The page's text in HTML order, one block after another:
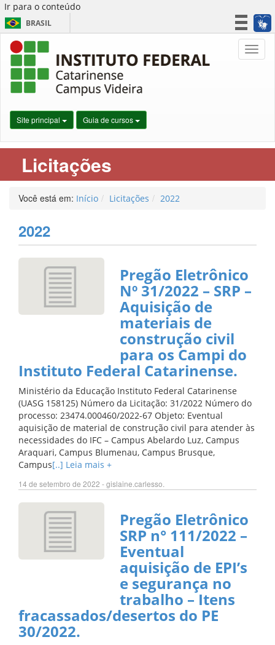
Ir para o conteúdo
BRASIL
Simplifique!
Site principal Guia de cursos
Licitações
Você está em: Início Licitações 2022
2022
Pregão Eletrônico
Nº 31/2022 – SRP –
Aquisição de
materiais de
construção civil
para os Campi do
Instituto Federal Catarinense.
Ministério da Educação Instituto Federal Catarinense
(UASG 158125) Número da Licitação: 31/2022 Número do
processo: 23474.000460/2022-67 Objeto: Eventual
aquisição de material de construção civil para atender às
necessidades do IFC – Campus Abelardo Luz, Campus
Araquari, Campus Blumenau, Campus Brusque,
Campus[..] Leia mais +
14 de setembro de 2022 - gislaine.carlesso.
Pregão Eletrônico
SRP n° 111/2022 –
Eventual
aquisição de EPI’s
e segurança no
trabalho – Itens
fracassados/desertos do PE
30/2022.